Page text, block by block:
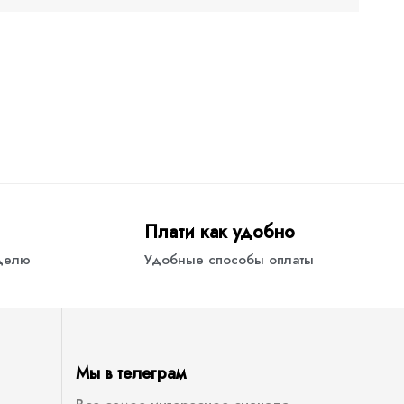
Плати как удобно
Удобные способы оплаты
Мы в телеграм